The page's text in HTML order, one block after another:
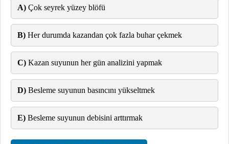
A) Çok seyrek yüzey blöfü
B) Her durumda kazandan çok fazla buhar çekmek
C) Kazan suyunun her gün analizini yapmak
D) Besleme suyunun basıncını yükseltmek
E) Besleme suyunun debisini arttırmak